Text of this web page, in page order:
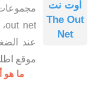
اوت نت
The Out
Net
عند
موقع
ما هو